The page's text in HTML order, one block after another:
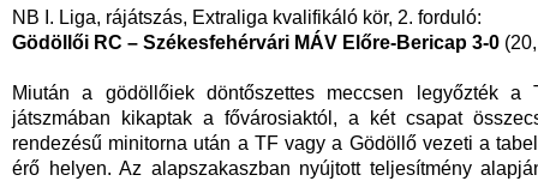
NB I. Liga, rájátszás, Extraliga kvalifikáló kör, 2. forduló:
Gödöllői RC – Székesfehérvári MÁV Előre-Bericap 3-0
Miután a gödöllőiek döntőszettes meccsen legyőzték
játszmában kikaptak a fővárosiaktól, a két csapat
rendezésű minitorna után a TF vagy a Gödöllő vezeti a
érő helyen. Az alapszakaszban nyújtott teljesítmény